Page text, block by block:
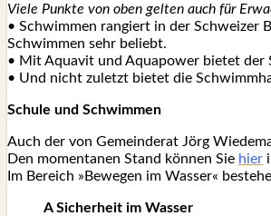
Vie­le Punk­te von oben gel­ten auch für
• Schwim­men ran­giert in der Schwei­zer
Schwim­men sehr beliebt.
• Mit Aqua­vit und Aqua­power bie­tet der
• Und nicht zuletzt bie­tet die
Schu­le und Schwim­men
Auch der von Gemein­de­rat Jörg
Den momen­ta­nen Stand kön­nen Sie hier
Im Bereich »Bewe­gen im Was­ser«
A Sicher­heit im Was­ser